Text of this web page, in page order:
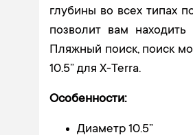
глубины во всех типах
позволит вам
Пляжный поиск, поиск
10.5” для X-Terra.
Особенности:
Диаметр 10.5”